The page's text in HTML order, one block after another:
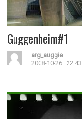
Guggenheim#1
arg_auggie
2008-10-26 : 22:43